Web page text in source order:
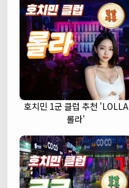
호치민 1군 클럽 추천 'LOLLA
롤라'